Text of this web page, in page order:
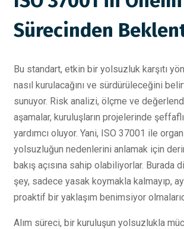
Sürecinden
Bu standart, etkin bir yolsuzluk karşıtı
nasıl kurulacağını ve sürdürüleceğini
sunuyor. Risk analizi, ölçme ve
aşamalar, kuruluşların projelerinde
yardımcı oluyor. Yani, ISO 37001 ile
yolsuzluğun nedenlerini anlamak için
bakış açısına sahip olabiliyorlar. Burada
şey, sadece yasak koymakla kalmayıp,
proaktif bir yaklaşım benimsiyor
Alım süreci, bir kuruluşun yolsuzlukla